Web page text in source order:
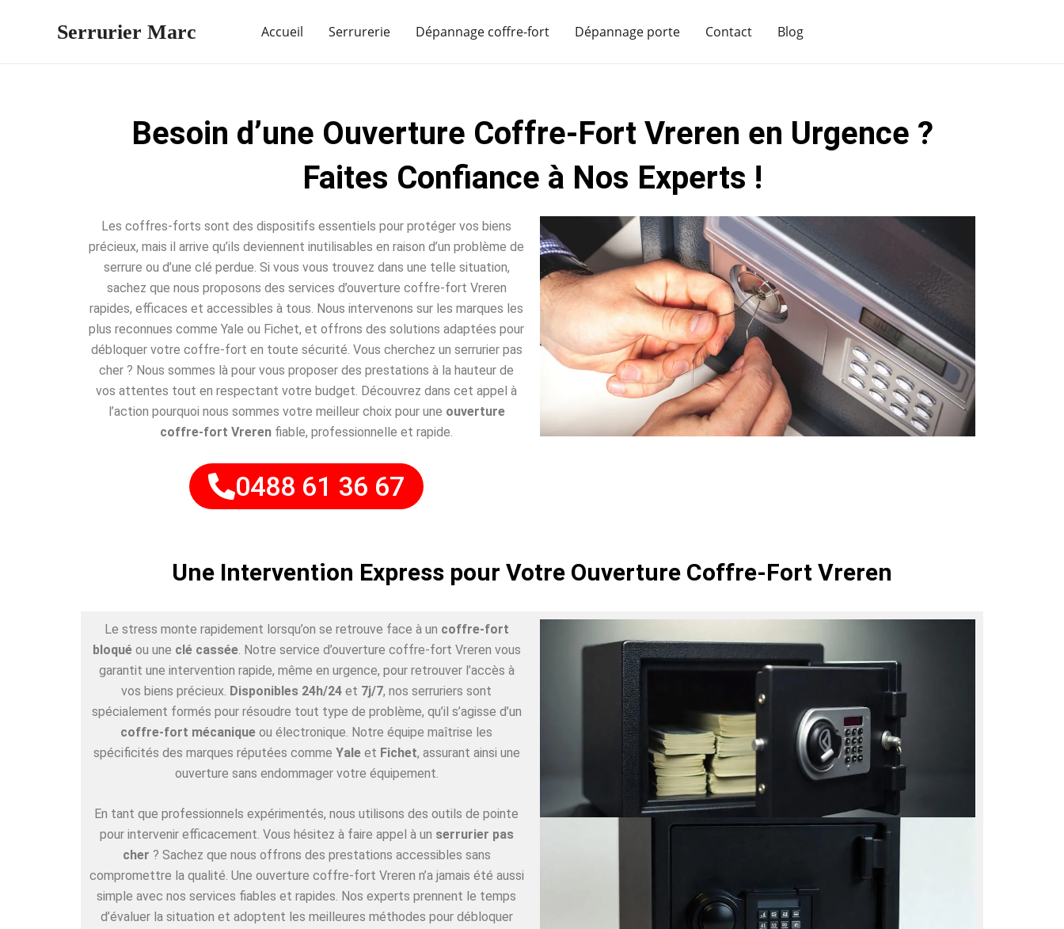
Serrurier Marc Accueil Serrurerie Dépannage coffre-fort Dépannage porte Contact Blog
Besoin d’une Ouverture Coffre-Fort Vreren en Urgence ?
Faites Confiance à Nos Experts !
Les coffres-forts sont des dispositifs essentiels pour protéger vos biens
précieux, mais il arrive qu’ils deviennent inutilisables en raison d’un problème de
serrure ou d’une clé perdue. Si vous vous trouvez dans une telle situation,
sachez que nous proposons des services d’ouverture coffre-fort Vreren
rapides, efficaces et accessibles à tous. Nous intervenons sur les marques les
plus reconnues comme Yale ou Fichet, et offrons des solutions adaptées pour
débloquer votre coffre-fort en toute sécurité. Vous cherchez un serrurier pas
cher ? Nous sommes là pour vous proposer des prestations à la hauteur de
vos attentes tout en respectant votre budget. Découvrez dans cet appel à
l’action pourquoi nous sommes votre meilleur choix pour une ouverture
coffre-fort Vreren fiable, professionnelle et rapide.
0488 61 36 67
Une Intervention Express pour Votre Ouverture Coffre-Fort Vreren
Le stress monte rapidement lorsqu’on se retrouve face à un coffre-fort
bloquéou une clé cassée. Notre service d’ouverture coffre-fort Vreren vous
garantit une intervention rapide, même en urgence, pour retrouver l’accès à
vos biens précieux. Disponibles 24h/24 et 7j/7, nos serruriers sont
spécialement formés pour résoudre tout type de problème, qu’il s’agisse d’un
coffre-fort mécanique ou électronique. Notre équipe maîtrise les
spécificités des marques réputées comme Yaleet Fichet, assurant ainsi une
ouverture sans endommager votre équipement.
En tant que professionnels expérimentés, nous utilisons des outils de pointe
pour intervenir efficacement. Vous hésitez à faire appel à un serrurier pas
cher ? Sachez que nous offrons des prestations accessibles sans
compromettre la qualité. Une ouverture coffre-fort Vreren n’a jamais été aussi
simple avec nos services fiables et rapides. Nos experts prennent le temps
d’évaluer la situation et adoptent les meilleures méthodes pour débloquer